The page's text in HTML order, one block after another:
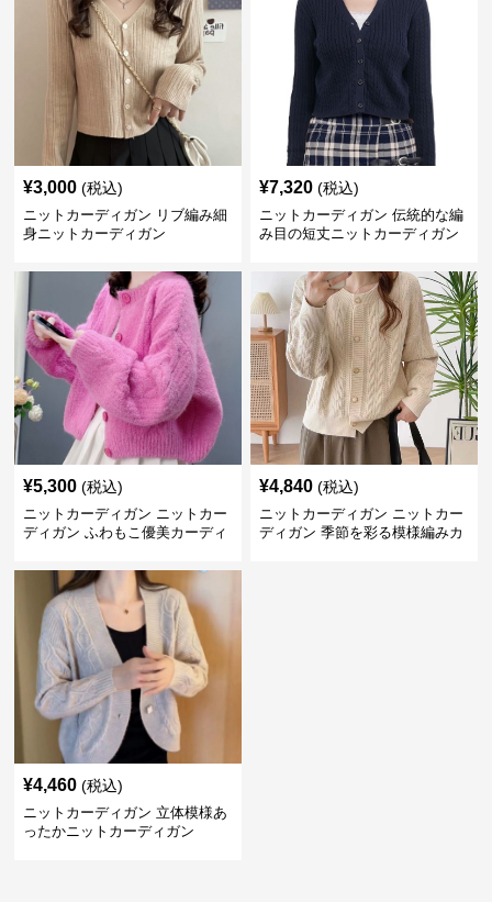
¥3,000 (税込)
ニットカーディガン リブ編み細
身ニットカーディガン
¥7,320 (税込)
ニットカーディガン 伝統的な編
み目の短丈ニットカーディガン
¥5,300 (税込)
ニットカーディガン ニットカー
ディガン ふわもこ優美カーディ
¥4,840 (税込)
ニットカーディガン ニットカー
ディガン 季節を彩る模様編みカ
¥4,460 (税込)
ニットカーディガン 立体模様あ
ったかニットカーディガン